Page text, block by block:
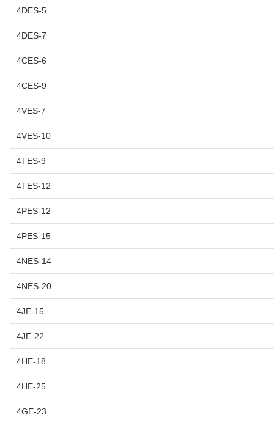
4DES-5
4DES-7
4CES-6
4CES-9
4VES-7
4VES-10
4TES-9
4TES-12
4PES-12
4PES-15
4NES-14
4NES-20
4JE-15
4JE-22
4HE-18
4HE-25
4GE-23